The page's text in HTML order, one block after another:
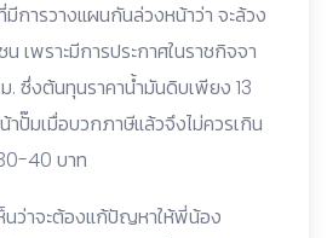
การวางแผนกันล่วงหน้าว่า จะล้วง
น เพราะมีการประกาศในราชกิจจา
. ซึ่งต้นทุนราคาน้ำมันดิบเพียง 13
ปั๊มเมื่อบวกภาษีแล้วจึงไม่ควรเกิน
40 บาท
นว่าจะต้องแก้ปัญหาให้พี่น้อง